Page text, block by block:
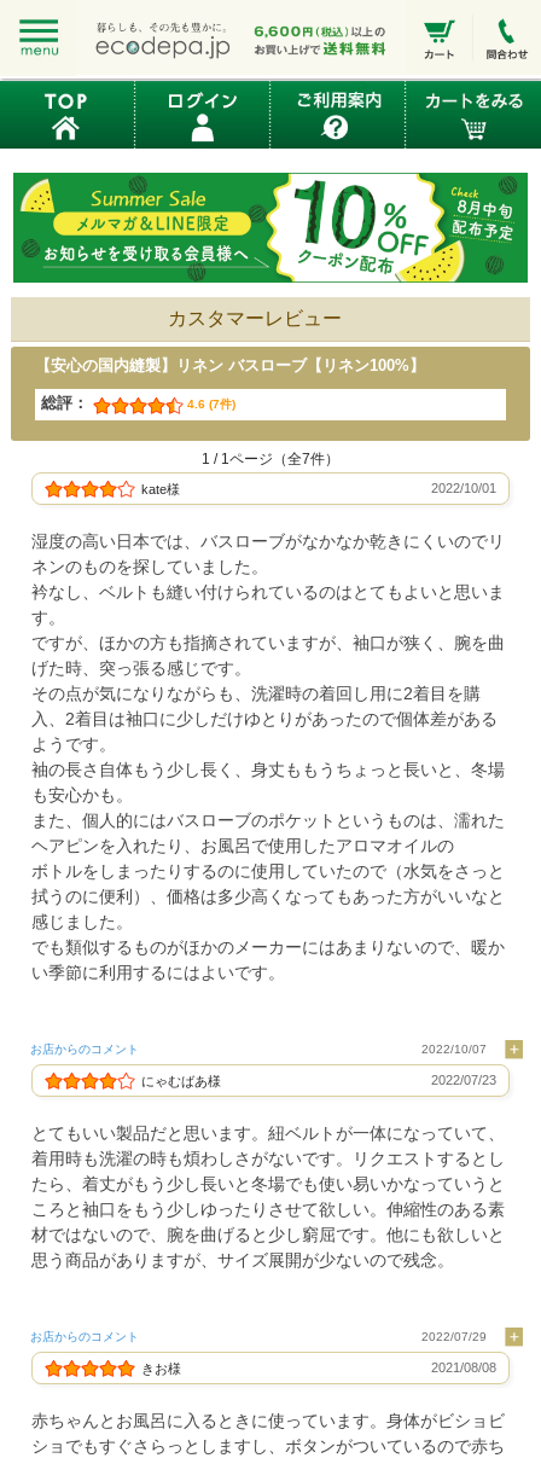
カスタマーレビュー
【安心の国内縫製】リネン バスローブ【リネン100%】
総評： 4.6 (7件)
1 / 1ページ（全7件）
kate様 2022/10/01
湿度の高い日本では、バスローブがなかなか乾きにくいのでリ
ネンのものを探していました。
衿なし、ベルトも縫い付けられているのはとてもよいと思いま
す。
ですが、ほかの方も指摘されていますが、袖口が狭く、腕を曲
げた時、突っ張る感じです。
その点が気になりながらも、洗濯時の着回し用に2着目を購
入、2着目は袖口に少しだけゆとりがあったので個体差がある
ようです。
袖の長さ自体もう少し長く、身丈ももうちょっと長いと、冬場
も安心かも。
また、個人的にはバスローブのポケットというものは、濡れた
ヘアピンを入れたり、お風呂で使用したアロマオイルの
ボトルをしまったりするのに使用していたので（水気をさっと
拭うのに便利）、価格は多少高くなってもあった方がいいなと
感じました。
でも類似するものがほかのメーカーにはあまりないので、暖か
い季節に利用するにはよいです。
お店からのコメント 2022/10/07
にゃむばあ様 2022/07/23
とてもいい製品だと思います。紐ベルトが一体になっていて、
着用時も洗濯の時も煩わしさがないです。リクエストするとし
たら、着丈がもう少し長いと冬場でも使い易いかなっていうと
ころと袖口をもう少しゆったりさせて欲しい。伸縮性のある素
材ではないので、腕を曲げると少し窮屈です。他にも欲しいと
思う商品がありますが、サイズ展開が少ないので残念。
お店からのコメント 2022/07/29
きお様 2021/08/08
赤ちゃんとお風呂に入るときに使っています。身体がビショビ
ショでもすぐさらっとしますし、ボタンがついているので赤ち